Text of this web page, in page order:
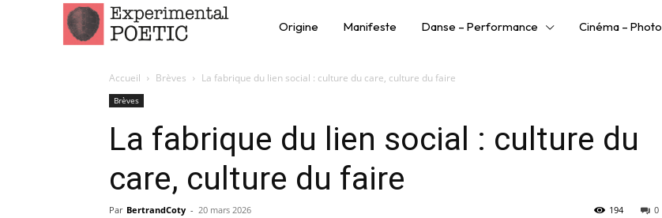
Origine Manifeste Danse – Performance Cinéma – Photo
Accueil Brèves La fabrique du lien social : culture du care, culture du faire
Brèves
La fabrique du lien social : culture du
care, culture du faire
Par BertrandCoty - 20 mars 2026 0
194